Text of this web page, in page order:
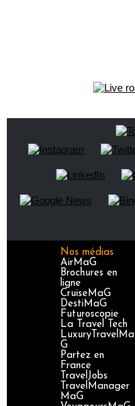
Nos médias
AirMaG
Brochures en
ligne
CruiseMaG
DestiMaG
Futuroscopie
La Travel Tech
LuxuryTravelMa
G
Partez en
France
TravelJobs
TravelManager
MaG